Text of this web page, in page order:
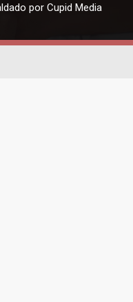
por Cupid Media